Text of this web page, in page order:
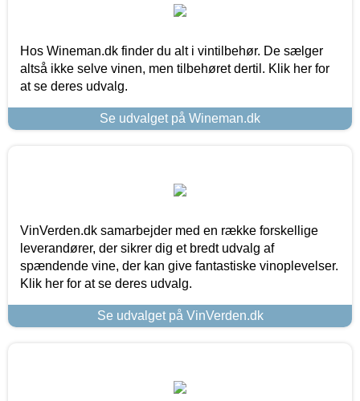
Hos Wineman.dk finder du alt i vintilbehør. De sælger
altså ikke selve vinen, men tilbehøret dertil. Klik her for
at se deres udvalg.
Se udvalget på Wineman.dk
VinVerden.dk samarbejder med en række forskellige
leverandører, der sikrer dig et bredt udvalg af
spændende vine, der kan give fantastiske vinoplevelser.
Klik her for at se deres udvalg.
Se udvalget på VinVerden.dk